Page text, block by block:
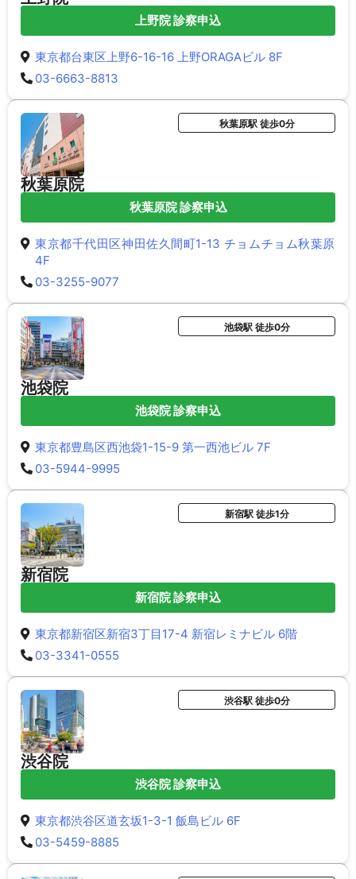
上野院 診察申込
東京都台東区上野6-16-16 上野ORAGAビル 8F
03-6663-8813
秋葉原院
秋葉原駅 徒歩0分
秋葉原院 診察申込
東京都千代田区神田佐久間町1-13 チョムチョム秋葉原
4F
03-3255-9077
池袋院
池袋駅 徒歩0分
池袋院 診察申込
東京都豊島区西池袋1-15-9 第一西池ビル 7F
03-5944-9995
新宿院
新宿駅 徒歩1分
新宿院 診察申込
東京都新宿区新宿3丁目17-4 新宿レミナビル 6階
03-3341-0555
渋谷院
渋谷駅 徒歩0分
渋谷院 診察申込
東京都渋谷区道玄坂1-3-1 飯島ビル 6F
03-5459-8885